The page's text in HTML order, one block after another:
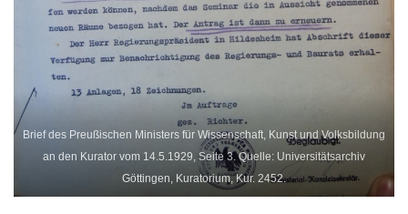
Brief des Preußischen Ministers für Wissenschaft, Kunst und Volksbildung
an den Kurator vom 14.5.1929, Seite 3. Quelle: Universitätsarchiv
Göttingen, Kuratorium, Kur. 2452.